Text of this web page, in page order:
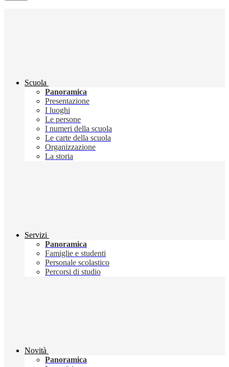
Scuola
Panoramica
Presentazione
I luoghi
Le persone
I numeri della scuola
Le carte della scuola
Organizzazione
La storia
Servizi
Panoramica
Famiglie e studenti
Personale scolastico
Percorsi di studio
Novità
Panoramica